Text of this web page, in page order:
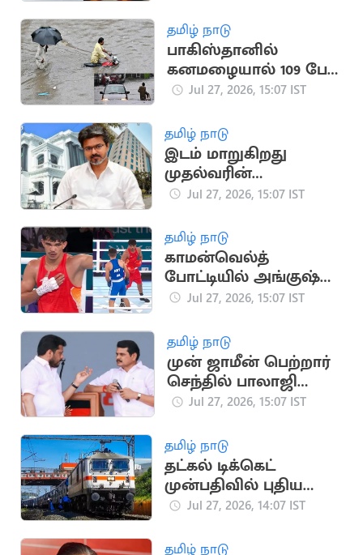
தமிழ் நாடு
பாகிஸ்தானில்
கனமழையால் 109 பேர்
பலி,
பாதிப்பு
Jul 27, 2026, 15:07 IST
தமிழ் நாடு
இடம் மாறுகிறது
முதல்வரின்
அலுவலகம்..
அறிக்கை
Jul 27, 2026, 15:07 IST
தமிழ் நாடு
காமன்வெல்த்
போட்டியில் அங்குஷ்
பங்கால் காலிறுதிக்கு
Jul 27, 2026, 15:07 IST
தமிழ் நாடு
முன் ஜாமீன் பெற்றார்
செந்தில் பாலாஜி
சகோதரர்
Jul 27, 2026, 15:07 IST
தமிழ் நாடு
தட்கல் டிக்கெட்
முன்பதிவில் புதிய
டோக்கன் முறை அமல்
Jul 27, 2026, 14:07 IST
தமிழ் நாடு